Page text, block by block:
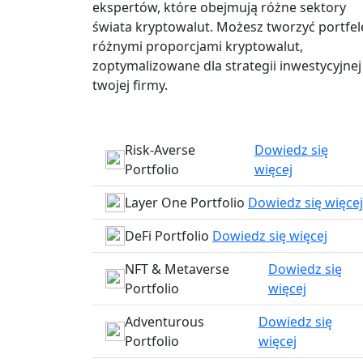
ekspertów, które obejmują różne sektory
świata kryptowalut. Możesz tworzyć
różnymi proporcjami kryptowalut,
zoptymalizowane dla strategii inwestycyjnej
twojej firmy.
Risk-Averse
Portfolio
Dowiedz się
więcej
Layer One Portfolio Dowiedz się więcej
DeFi Portfolio Dowiedz się więcej
NFT & Metaverse
Portfolio
Dowiedz się
więcej
Adventurous
Portfolio
Dowiedz się
więcej